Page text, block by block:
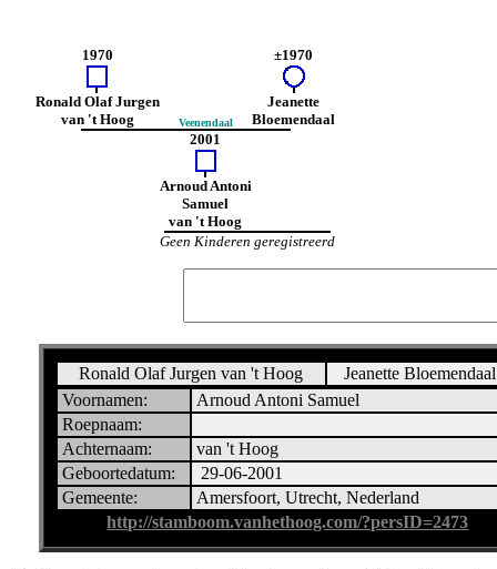
1970
Ronald Olaf Jurgen
van 't Hoog
Veenendaal
±1970
Jeanette
Bloemendaal
2001
Arnoud Antoni
Samuel
van 't Hoog
Geen Kinderen geregistreerd
Ronald Olaf Jurgen van 't Hoog
Jeanette
Voornamen:
Arnoud Antoni Samuel
Roepnaam:
Achternaam:
van 't Hoog
Geboortedatum:
29-06-2001
Gemeente:
Amersfoort, Utrecht, Nederland
http://stamboom.vanhethoog.com/?persID=2473